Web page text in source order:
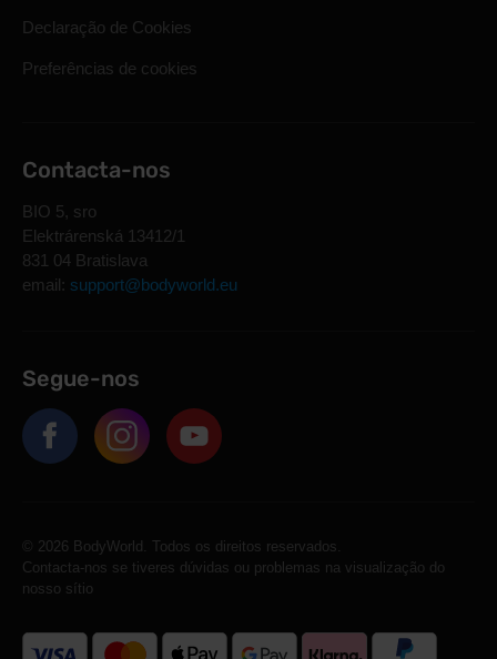
Declaração de Cookies
Preferências de cookies
Contacta-nos
BIO 5, sro
Elektrárenská 13412/1
831 04 Bratislava
email: support@bodyworld.eu
Segue-nos
© 2026 BodyWorld. Todos os direitos reservados.
Contacta-nos se tiveres dúvidas ou problemas na visualização do
nosso sítio